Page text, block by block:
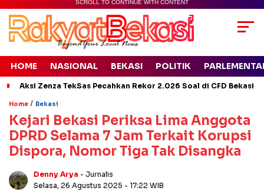
SCROLL TO CONTINUE WITH CONTENT
HOME NASIONAL BEKASI POLITIK
Aksi Zenza TekSas Pecahkan Rekor 2.026 Soal di CFD Bekasi
Home / Bekasi
Kejari Bekasi Periksa Lima Anggota
DPRD Selama 7 Jam Terkait Korupsi
Dispora, Nomor Tiga Tak Disangka
Denny Arya - Jurnalis
Selasa, 26 Agustus 2025 - 17:22 WIB